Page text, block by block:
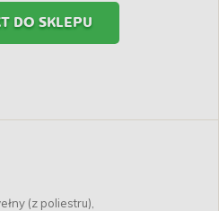
DO SKLEPU
(z poliestru),